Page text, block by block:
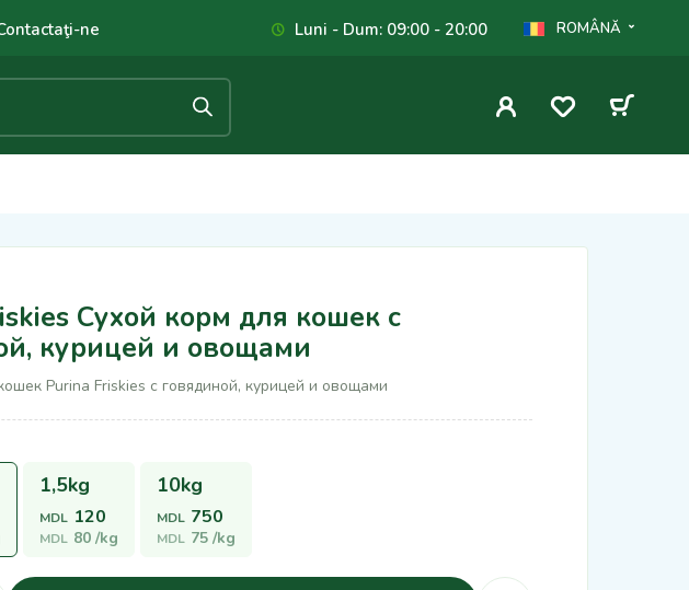
ne Luni - Dum: 09:00 - 20:00 ROMÂNĂ
Сухой корм для кошек с
курицей и овощами
Purina Friskies с говядиной, курицей и овощами
1,5kg
MDL 120
MDL 80/kg
10kg
MDL 750
MDL 75/kg